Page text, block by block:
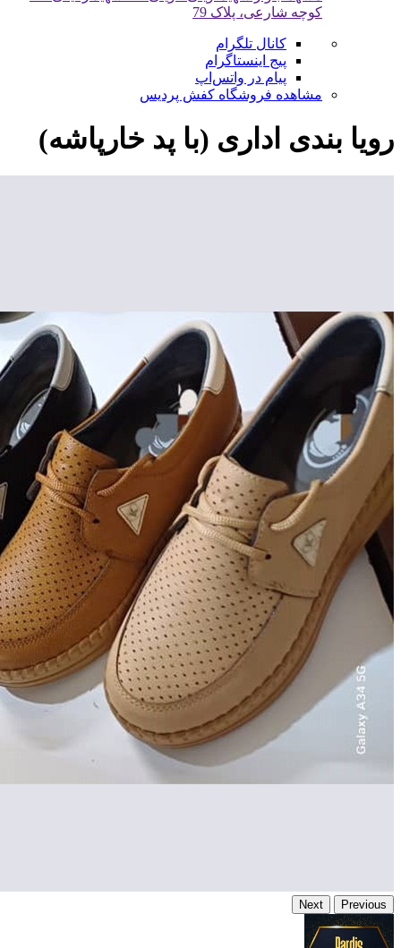
کوچه شارعی، پلاک 79
کانال تلگرام
پیج اینستاگرام
پیام در واتس‌اپ
مشاهده فروشگاه کفش پردیس
رویا بندی اداری (با پد خارپاشه)
Previous
Next